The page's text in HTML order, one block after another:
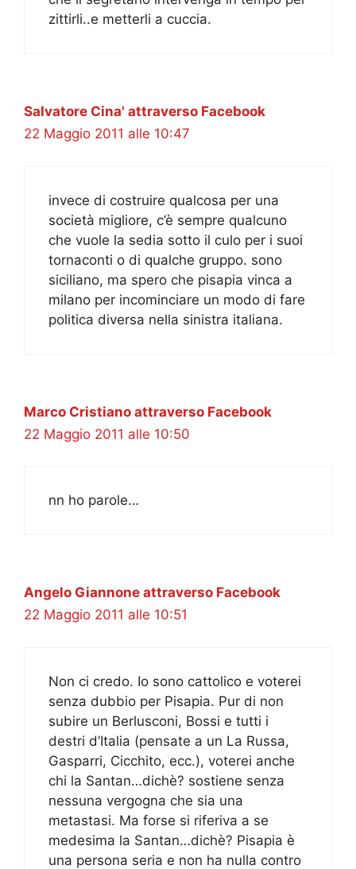
zittirli..e metterli a cuccia.
Salvatore Cina' attraverso Facebook
22 Maggio 2011 alle 10:47
invece di costruire qualcosa per una
società migliore, c’è sempre qualcuno
che vuole la sedia sotto il culo per i suoi
tornaconti o di qualche gruppo. sono
siciliano, ma spero che pisapia vinca a
milano per incominciare un modo di fare
politica diversa nella sinistra italiana.
Marco Cristiano attraverso Facebook
22 Maggio 2011 alle 10:50
nn ho parole…
Angelo Giannone attraverso Facebook
22 Maggio 2011 alle 10:51
Non ci credo. Io sono cattolico e voterei
senza dubbio per Pisapia. Pur di non
subire un Berlusconi, Bossi e tutti i
destri d’Italia (pensate a un La Russa,
Gasparri, Cicchito, ecc.), voterei anche
chi la Santan…dichè? sostiene senza
nessuna vergogna che sia una
metastasi. Ma forse si riferiva a se
medesima la Santan…dichè? Pisapia è
una persona seria e non ha nulla contro